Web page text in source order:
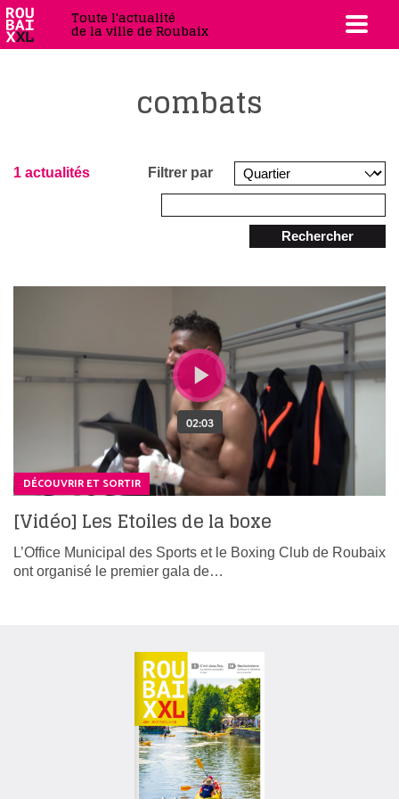
Toute l'actualité
de la ville de Roubaix
combats
1 actualités Filtrer par
Rechercher
DÉCOUVRIR ET SORTIR
[Vidéo] Les Etoiles de la boxe
L’Office Municipal des Sports et le Boxing Club de Roubaix
ont organisé le premier gala de…